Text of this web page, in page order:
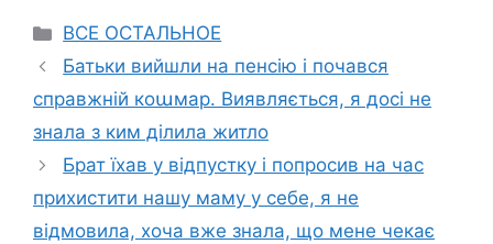
Categories
ВСЕ ОСТАЛЬНОЕ
Батьки вийшли на пенсію і почався
справжній коաмар. Виявляється, я досі не
знала з ким ділила житло
Брат їхав у відпустку і попросив на час
прихистити нашу маму у себе, я не
відмовила, хоча вже знала, що мене чекає